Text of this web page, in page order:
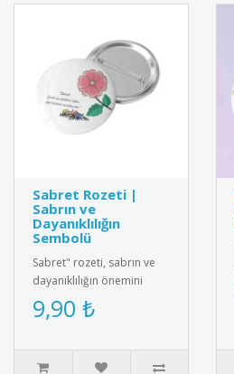
Sabret Rozeti |
Sabrın ve
Dayanıklılığın
Sembolü
Sabret" rozeti, sabrın ve
dayanıklılığın önemini
vurgulayan şık bir tasarım.
Hem kendiniz hem de sev..
9,90 ₺